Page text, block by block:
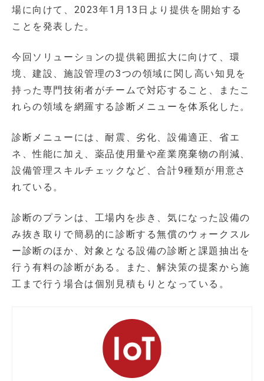
場に向けて、2023年1月13日より提供を開始する
ことを発表した。
今回ソリューションの提供範囲拡大に向けて、環
境、建設、施設管理の3つの領域に関し高い知見を
持った専門技術者がチームで対応すること、またこ
れらの領域を網羅する診断メニューを体系化した。
診断メニューには、耐震、劣化、設備適正、省エ
ネ、性能に加え、薬品使用量や産業廃棄物の削減、
設備管理スキルチェックなど、合計9種類が用意さ
れている。
診断のプランは、工場内を歩き、気になった設備の
み抜き取りで簡易的に診断する無償のウォークスル
ー診断のほか、対象となる設備の診断と課題抽出を
行う有料の診断がある。また、解決策の提案から施
工まで行う場合は個別見積もりとなっている。